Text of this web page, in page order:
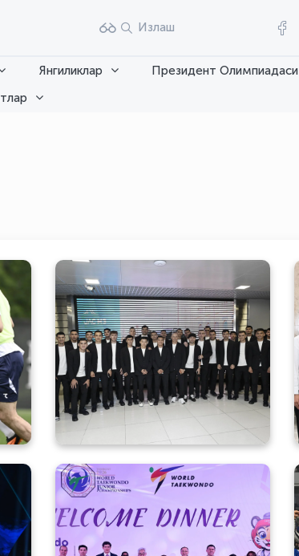
Излаш
Янгиликлар Президент Олимпиадаси
Футбол бўйича Ўзбекистон
миллий терма жамоаси
жаҳон чемпионатида
иштирок этиш учун АҚШга
жўнаб кетди
Таэквондо WТ бўйича
ёшлар ўртасидаги жаҳон